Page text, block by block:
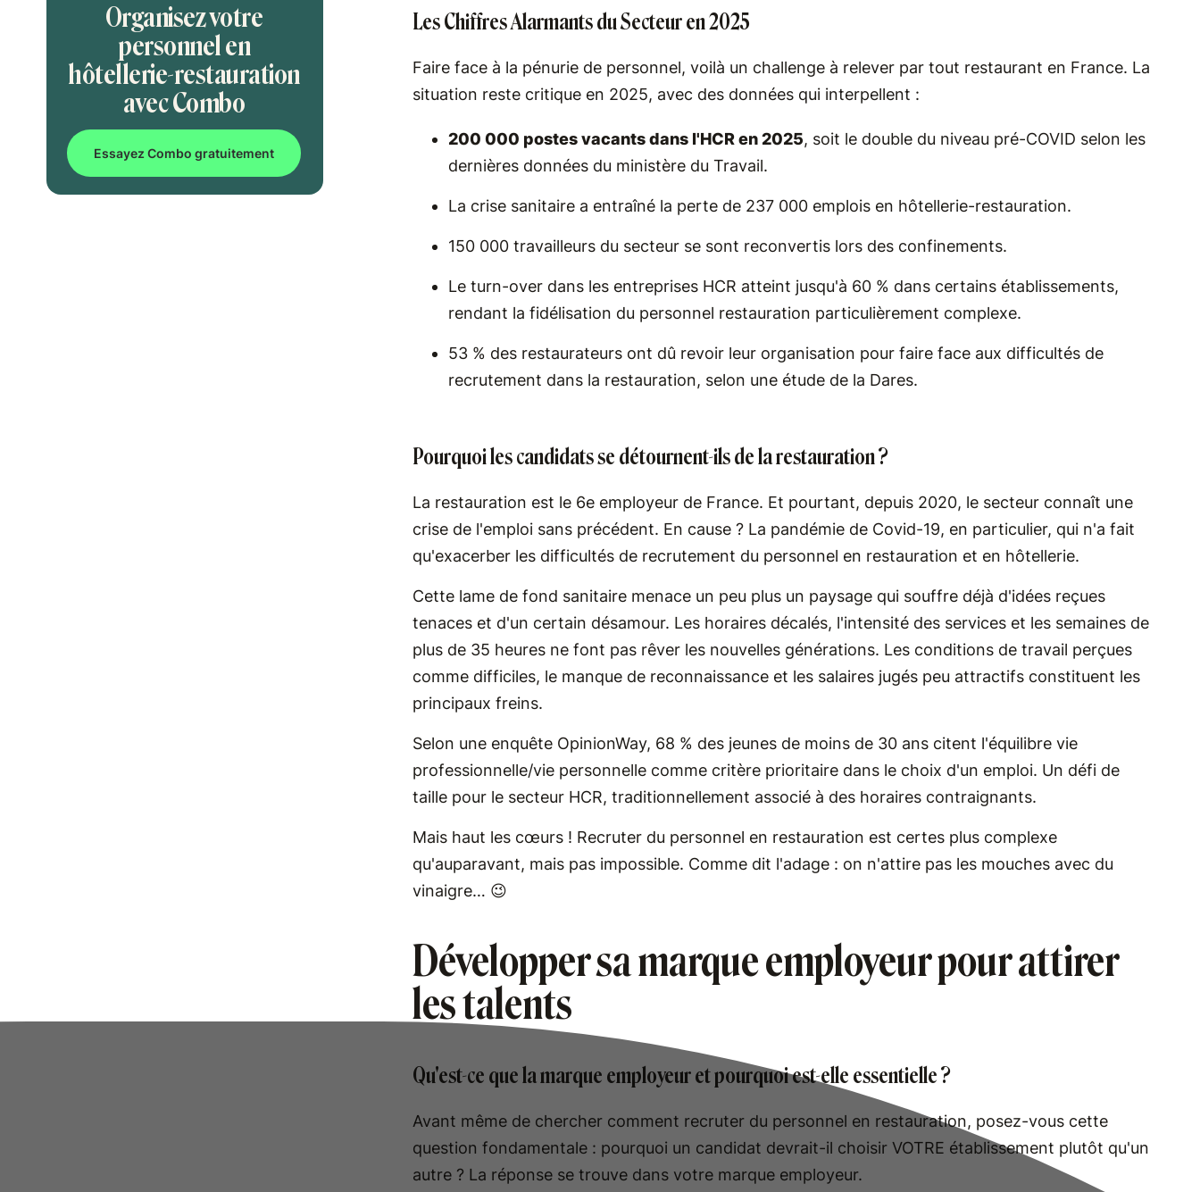
Organisez votre
personnel en
hôtellerie-restauration
avec Combo
Essayez Combo gratuitement
Les Chiffres Alarmants du Secteur en 2025
Faire face à la pénurie de personnel, voilà un challenge à relever par tout restaurant en France. La
situation reste critique en 2025, avec des données qui interpellent :
200 000 postes vacants dans l'HCR en 2025, soit le double du niveau pré-COVID selon les
dernières données du ministère du Travail.
La crise sanitaire a entraîné la perte de 237 000 emplois en hôtellerie-restauration.
150 000 travailleurs du secteur se sont reconvertis lors des confinements.
Le turn-over dans les entreprises HCR atteint jusqu'à 60 % dans certains établissements,
rendant la fidélisation du personnel restauration particulièrement complexe.
53 % des restaurateurs ont dû revoir leur organisation pour faire face aux difficultés de
recrutement dans la restauration, selon une étude de la Dares.
Pourquoi les candidats se détournent-ils de la restauration ?
La restauration est le 6e employeur de France. Et pourtant, depuis 2020, le secteur connaît une
crise de l'emploi sans précédent. En cause ? La pandémie de Covid-19, en particulier, qui n'a fait
qu'exacerber les difficultés de recrutement du personnel en restauration et en hôtellerie.
Cette lame de fond sanitaire menace un peu plus un paysage qui souffre déjà d'idées reçues
tenaces et d'un certain désamour. Les horaires décalés, l'intensité des services et les semaines de
plus de 35 heures ne font pas rêver les nouvelles générations. Les conditions de travail perçues
comme difficiles, le manque de reconnaissance et les salaires jugés peu attractifs constituent les
principaux freins.
Selon une enquête OpinionWay, 68 % des jeunes de moins de 30 ans citent l'équilibre vie
professionnelle/vie personnelle comme critère prioritaire dans le choix d'un emploi. Un défi de
taille pour le secteur HCR, traditionnellement associé à des horaires contraignants.
Mais haut les cœurs ! Recruter du personnel en restauration est certes plus complexe
qu'auparavant, mais pas impossible. Comme dit l'adage : on n'attire pas les mouches avec du
vinaigre… 😉
Développer sa marque employeur pour attirer
les talents
Qu'est-ce que la marque employeur et pourquoi est-elle essentielle ?
Avant même de chercher comment recruter du personnel en restauration, posez-vous cette
question fondamentale : pourquoi un candidat devrait-il choisir VOTRE établissement plutôt qu'un
autre ? La réponse se trouve dans votre marque employeur.